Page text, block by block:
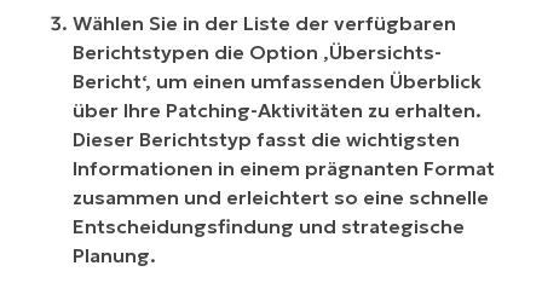
Wählen Sie in der Liste der verfügbaren
Berichtstypen die Option ‚Übersichts-
Bericht‘, um einen umfassenden Überblick
über Ihre Patching-Aktivitäten zu erhalten.
Dieser Berichtstyp fasst die wichtigsten
Informationen in einem prägnanten Format
zusammen und erleichtert so eine schnelle
Entscheidungsfindung und strategische
Planung.